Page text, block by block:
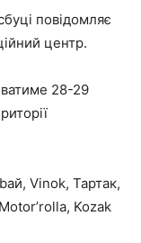
повідомляє
центр.
28-29
Vinok, Тартак,
Kozak